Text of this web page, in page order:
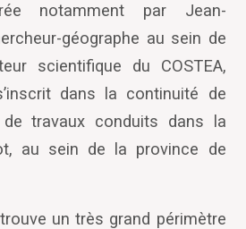
notamment par Jean-
géographe au sein de
scientifique du COSTEA,
dans la continuité de
de travaux conduits dans la
au sein de la province de
un très grand périmètre